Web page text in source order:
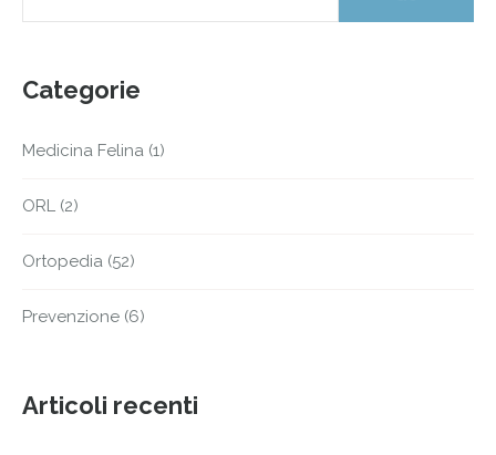
Categorie
Medicina Felina (1)
ORL (2)
Ortopedia (52)
Prevenzione (6)
Articoli recenti